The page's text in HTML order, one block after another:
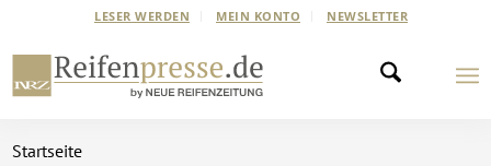
LESER WERDEN MEIN KONTO NEWSLETTER
Startseite